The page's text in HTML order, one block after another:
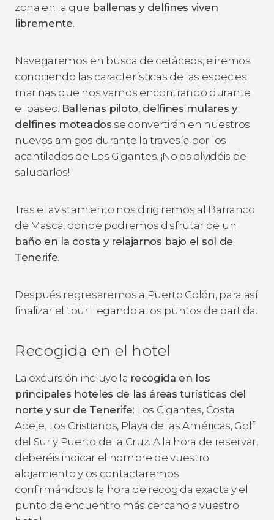
zona en la que ballenas y delfines viven
libremente.
Navegaremos en busca de cetáceos, e iremos
conociendo las características de las especies
marinas que nos vamos encontrando durante
el paseo. Ballenas piloto, delfines mulares y
delfines moteados se convertirán en nuestros
nuevos amigos durante la travesía por los
acantilados de Los Gigantes. ¡No os olvidéis de
saludarlos!
Tras el avistamiento nos dirigiremos al Barranco
de Masca, donde podremos disfrutar de un
baño en la costa y relajarnos bajo el sol de
Tenerife.
Después regresaremos a Puerto Colón, para así
finalizar el tour llegando a los puntos de partida.
Recogida en el hotel
La excursión incluye la recogida en los
principales hoteles de las áreas turísticas del
norte y sur de Tenerife: Los Gigantes, Costa
Adeje, Los Cristianos, Playa de las Américas, Golf
del Sur y Puerto de la Cruz. A la hora de reservar,
deberéis indicar el nombre de vuestro
alojamiento y os contactaremos
confirmándoos la hora de recogida exacta y el
punto de encuentro más cercano a vuestro